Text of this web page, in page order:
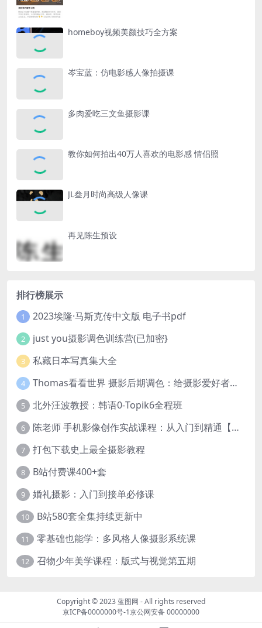
homeboy视频美颜技巧全方案
岑宝蓝：仿电影感人像拍摄课
多肉爱吃三文鱼摄影课
教你如何拍出40万人喜欢的电影感 情侣照
JL叁月时尚高级人像课
再见陈生预设
排行榜展示
1 2023埃隆·马斯克传中文版 电子书pdf
2 just you摄影调色训练营(已加密}
3 私藏日本写真集大全
4 Thomas看看世界 摄影后期调色：给摄影爱好者的色彩课 网盘下载
5 北外汪波教授：韩语0-Topik6全程班
6 陈老师 手机影像创作实战课程：从入门到精通【完结】
7 打包下载史上最全摄影教程
8 B站付费课400+套
9 婚礼摄影：入门到接单必修课
10 B站580套全集持续更新中
11 零基础也能学：多风格人像摄影系统课
12 召物少年美学课程：版式与视觉第五期
Copyright © 2023蓝图网 - All rights reserved
京ICP备0000000号-1京公网安备 00000000